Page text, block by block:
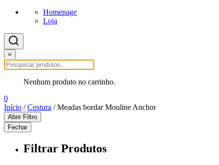
Homepage
Loja
×
Nenhum produto no carrinho.
0
Início /Costura / Meadas bordar Mouline Anchor
Abrir Filtro
Fechar
Filtrar Produtos